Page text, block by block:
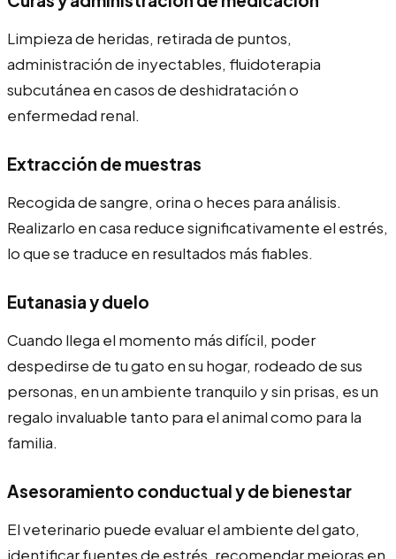
Limpieza de heridas, retirada de puntos,
administración de inyectables, fluidoterapia
subcutánea en casos de deshidratación o
enfermedad renal.
Extracción de muestras
Recogida de sangre, orina o heces para análisis.
Realizarlo en casa reduce significativamente el estrés,
lo que se traduce en resultados más fiables.
Eutanasia y duelo
Cuando llega el momento más difícil, poder
despedirse de tu gato en su hogar, rodeado de sus
personas, en un ambiente tranquilo y sin prisas, es un
regalo invaluable tanto para el animal como para la
familia.
Asesoramiento conductual y de bienestar
El veterinario puede evaluar el ambiente del gato,
identificar fuentes de estrés, recomendar mejoras en